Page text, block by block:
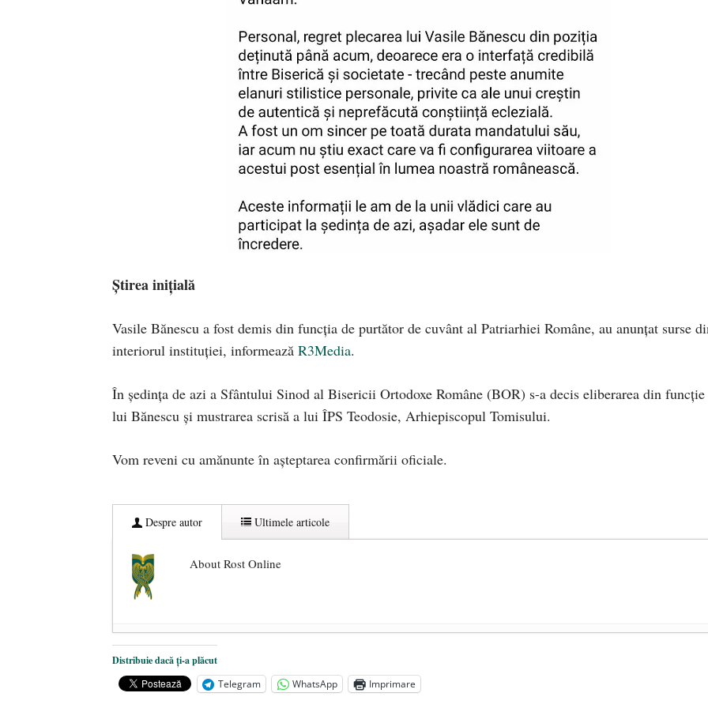
Știrea inițială
Vasile Bănescu a fost demis din funcția de purtător de cuvânt al Patriarhiei Române, au anunțat surse
interiorul instituției, informează R3Media.
În ședința de azi a Sfântului Sinod al Bisericii Ortodoxe Române (BOR) s-a decis eliberarea din funcție
lui Bănescu și mustrarea scrisă a lui ÎPS Teodosie, Arhiepiscopul Tomisului.
Vom reveni cu amănunte în așteptarea confirmării oficiale.
Despre autor Ultimele articole
About Rost Online
Dezvăluiri cutremurătoare despre președintele Ucrainei, Volodymyr Zelensky
Statul care servește Națiunea - 21 aprilie 2026
Legea Vexler produce efecte. Bustul poetului Octavian Goga, înlăturat din Iași
Distribuie dacă ți-a plăcut
Telegram
WhatsApp Imprimare